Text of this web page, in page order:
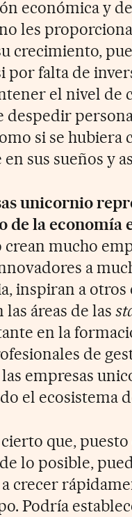
económica y
les
crecimiento,
por falta de
el nivel de
despedir
si se hubiera
sus sueños y
unicornio
de la economía
mucho
a
inspiran a
áreas de las
en la
de
empresas
el ecosistema
que,
lo posible,
crecer
Podría